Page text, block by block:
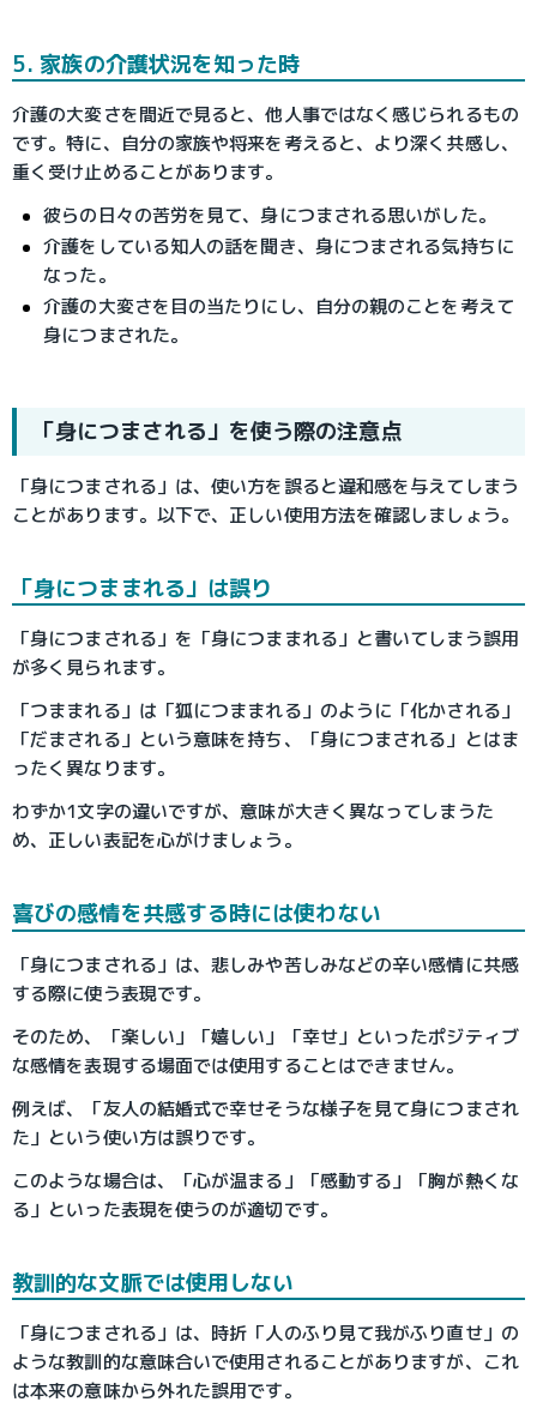
5. 家族の介護状況を知った時
介護の大変さを間近で見ると、他人事ではなく感じられるもの
です。特に、自分の家族や将来を考えると、より深く共感し、
重く受け止めることがあります。
彼らの日々の苦労を見て、身につまされる思いがした。
介護をしている知人の話を聞き、身につまされる気持ちに
なった。
介護の大変さを目の当たりにし、自分の親のことを考えて
身につまされた。
「身につまされる」を使う際の注意点
「身につまされる」は、使い方を誤ると違和感を与えてしまう
ことがあります。以下で、正しい使用方法を確認しましょう。
「身につままれる」は誤り
「身につまされる」を「身につままれる」と書いてしまう誤用
が多く見られます。
「つままれる」は「狐につままれる」のように「化かされる」
「だまされる」という意味を持ち、「身につまされる」とはま
ったく異なります。
わずか1文字の違いですが、意味が大きく異なってしまうた
め、正しい表記を心がけましょう。
喜びの感情を共感する時には使わない
「身につまされる」は、悲しみや苦しみなどの辛い感情に共感
する際に使う表現です。
そのため、「楽しい」「嬉しい」「幸せ」といったポジティブ
な感情を表現する場面では使用することはできません。
例えば、「友人の結婚式で幸せそうな様子を見て身につまされ
た」という使い方は誤りです。
このような場合は、「心が温まる」「感動する」「胸が熱くな
る」といった表現を使うのが適切です。
教訓的な文脈では使用しない
「身につまされる」は、時折「人のふり見て我がふり直せ」の
ような教訓的な意味合いで使用されることがありますが、これ
は本来の意味から外れた誤用です。